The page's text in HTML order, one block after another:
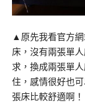
▲原先我看官方網
床，沒有兩張單
求，換成兩張單
住，感情很好也
張床比較舒適啊！